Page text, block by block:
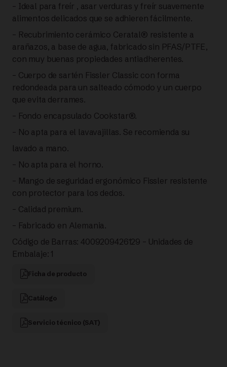
20
CM |
FISSLER
cantidad
– Ideal para freír , asar verduras y freír suavemente
alimentos delicados que se adhieren fácilmente.
– Recubrimiento cerámico Ceratal® resistente a
arañazos, a base de agua, fabricado sin PFAS/PTFE,
con muy buenas propiedades antiadherentes.
– Cuerpo de sartén Fissler Classic con forma
redondeada para un salteado cómodo y un cuerpo
que evita derrames.
– Fondo encapsulado Cookstar®.
– No apta para el lavavajillas. Se recomienda su
lavado a mano.
– No apta para el horno.
– Mango de seguridad ergonómico Fissler resistente
con protector para los dedos.
– Calidad premium.
– Fabricado en Alemania.
Código de Barras: 4009209426129 – Unidades de
Embalaje: 1
Ficha de producto
Catálogo
Servicio técnico (SAT)